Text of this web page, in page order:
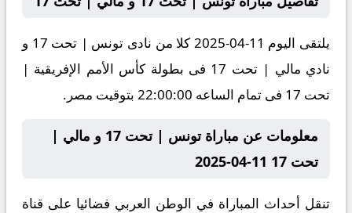
يلتقى اليوم 11-04-2025 كلا من نادى تونس | تحت 17 و
نادي مالي | تحت 17 فى بطولة كأس الأمم الإفريقية |
تحت 17 فى تمام الساعه 22:00:00 بتوقيت مصر.
معلومات عن مباراة تونس | تحت 17 و مالي |
تحت 17 11-04-2025
تنقل أحداث المباراة في الوطن العربي فضائيا على قناة